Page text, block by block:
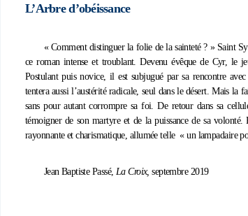
L’Arbre d’obéissance
« Comment distinguer la folie de la sainteté ? » Saint
ce roman intense et troublant. Devenu évêque de Cyr, le
Postulant puis novice, il est subjugué par sa rencontre
tentera aussi l’austérité radicale, seul dans le désert. Mais
sans pour autant corrompre sa foi. De retour dans sa
témoigner de son martyre et de la puissance de sa
rayonnante et charismatique, allumée telle « un lampadaire
Jean Baptiste Passé, La Croix,septembre 2019